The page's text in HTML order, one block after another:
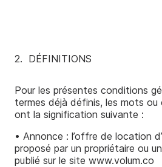
2. ­ DÉFINITIONS
Pour les présentes conditions
termes déjà définis, les mots ou
ont la signification suivante :
• Annonce : l’offre de location
proposé par un propriétaire ou
publié sur le site www.volum.co